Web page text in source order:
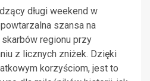
długi weekend w
szansa na
regionu przy
z licznych zniżek. Dzięki
korzyściom, jest to